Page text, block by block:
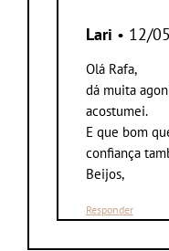
Lari • 12/
Olá Rafa,
dá muita
acostumei.
E que bom
confiança
Beijos,
Responder